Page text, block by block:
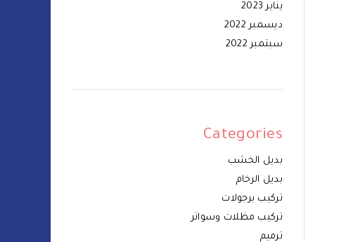
يناير 2023
ديسمبر 2022
سبتمبر 2022
Categories
بديل الخشب
بديل الرخام
تركيب برجولات
تركيب مظلات وسواتر
ترميم